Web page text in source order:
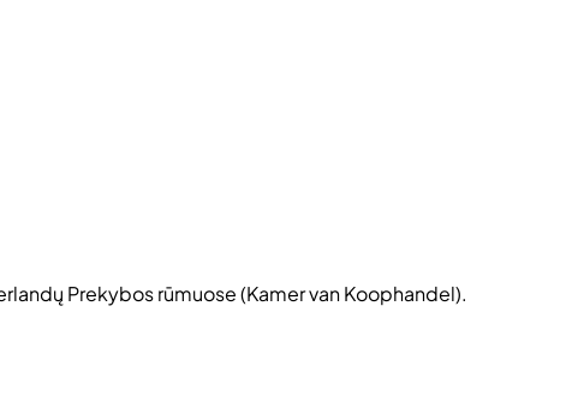
Prekybos rūmuose (Kamer van Koophandel).